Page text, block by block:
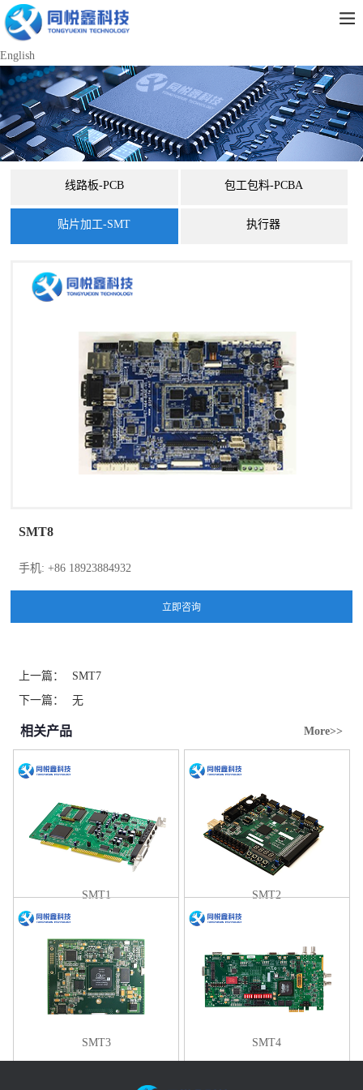
English
线路板-PCB 包工包料-PCBA
贴片加工-SMT 执行器
SMT8
手机: +86 18923884932
上一篇：
SMT7
下一篇：
无
相关产品 More>>
SMT1 SMT2
SMT3 SMT4